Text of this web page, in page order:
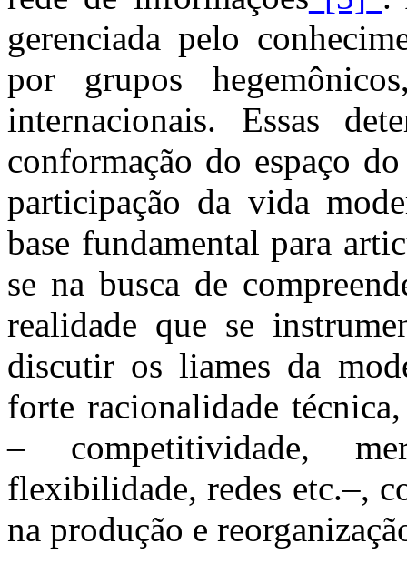
gerenciada pelo
por grupos
internacionais. Essas
conformação do espaço
participação da vida
base fundamental para
se na busca de
realidade que se
discutir os liames da
forte racionalidade
– competitividade,
flexibilidade, redes etc.–,
na produção e